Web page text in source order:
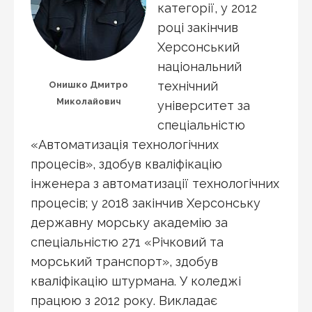
Онишко Дмитро
Миколайович
категорії, у 2012
році закінчив
Херсонський
національний
технічний
університет за
спеціальністю
«Автоматизація технологічних
процесів», здобув кваліфікацію
інженера з автоматизації технологічних
процесів; у 2018 закінчив Херсонську
державну морську академію за
спеціальністю 271 «Річковий та
морський транспорт», здобув
кваліфікацію штурмана. У коледжі
працюю з 2012 року. Викладає